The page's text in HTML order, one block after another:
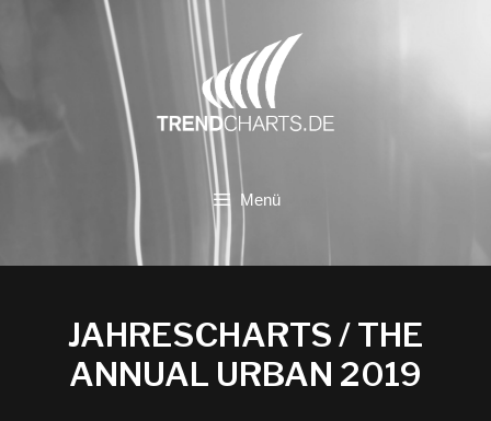
Menü
JAHRESCHARTS / THE
ANNUAL URBAN 2019